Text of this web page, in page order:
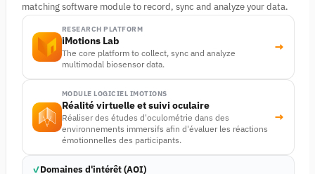
matching software module to record, sync and analyze your data.
RESEARCH PLATFORM
iMotions Lab
The core platform to collect, sync and analyze
multimodal biosensor data.
→
MODULE LOGICIEL IMOTIONS
Réalité virtuelle et suivi oculaire
Réaliser des études d'oculométrie dans des
environnements immersifs afin d'évaluer les réactions
émotionnelles des participants.
→
Domaines d'intérêt (AOI)